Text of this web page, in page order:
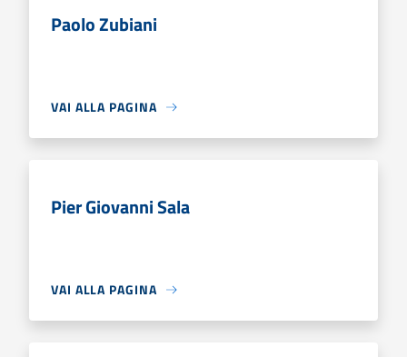
Paolo Zubiani
VAI ALLA PAGINA
Pier Giovanni Sala
VAI ALLA PAGINA